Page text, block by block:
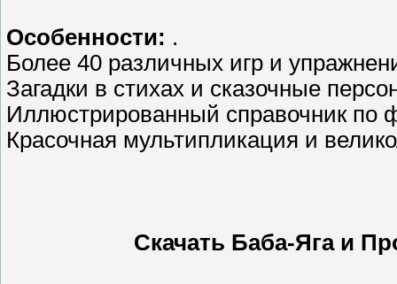
Особенности: .
Более 40 различных игр и
Загадки в стихах и сказочные
Иллюстрированный справочник по
Красочная мультипликация и
Скачать Баба-Яга и